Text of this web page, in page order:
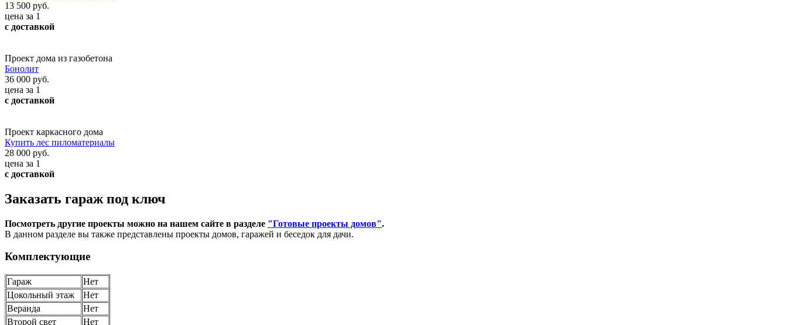
13 500 руб.
цена за 1
с доставкой
Проект дома из газобетона
Бонолит
36 000 руб.
цена за 1
с доставкой
Проект каркасного дома
Купить лес пиломатериалы
28 000 руб.
цена за 1
с доставкой
Заказать гараж под ключ
Посмотреть другие проекты можно на нашем сайте в разделе "Готовые проекты домов".
В данном разделе вы также представлены проекты домов, гаражей и беседок для дачи.
Комплектующие
Гараж
Нет
Цокольный этаж
Нет
Веранда
Нет
Второй свет
Нет